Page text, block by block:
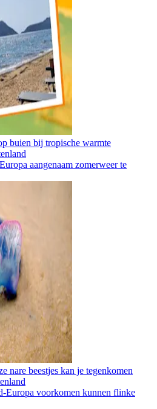
buien bij tropische warmte
aangenaam zomerweer te
nare beestjes kan je tegenkomen
Europa voorkomen kunnen flinke